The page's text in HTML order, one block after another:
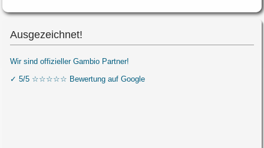
Ausgezeichnet!
Wir sind offizieller Gambio Partner!
✓ 5/5 ☆☆☆☆☆ Bewertung auf Google